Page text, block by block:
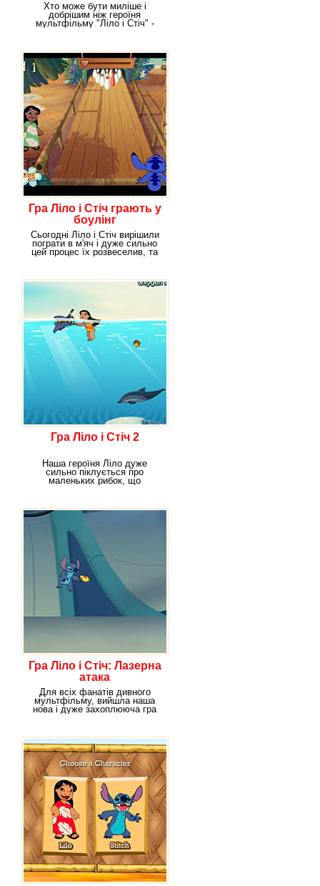
Хто може бути миліше і
добрішим ніж героїня
мультфільму "Ліло і Стіч" -
Гра Ліло і Стіч грають у
боулінг
Сьогодні Ліло і Стіч вирішили
пограти в м'яч і дуже сильно
цей процес їх розвеселив, та
Гра Ліло і Стіч 2
Наша героїня Ліло дуже
сильно піклується про
маленьких рибок, що
Гра Ліло і Стіч: Лазерна
атака
Для всіх фанатів дивного
мультфільму, вийшла наша
нова і дуже захоплююча гра